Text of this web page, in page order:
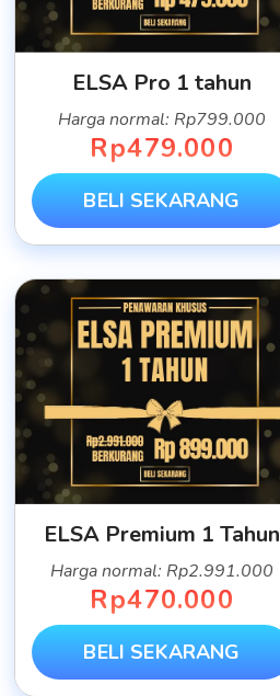
ELSA Pro 1 tahun
Harga normal: Rp799.000
Rp479.000
BELI SEKARANG
ELSA Premium 1 Tahun
Harga normal: Rp2.991.000
Rp470.000
BELI SEKARANG